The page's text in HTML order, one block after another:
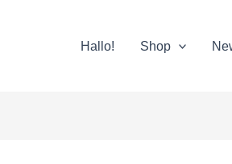
Hallo! Shop